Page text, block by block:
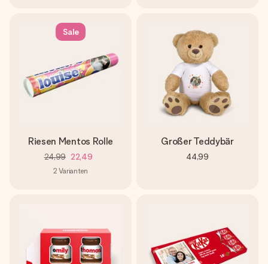
Sale
Riesen Mentos Rolle
24,99 22,49
2 Varianten
Großer Teddybär
44,99